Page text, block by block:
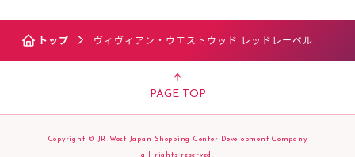
トップ ヴィヴィアン・ウエストウッド レッドレーベル
PAGE TOP
Copyright © JR West Japan Shopping Center Development Company
all rights reserved.